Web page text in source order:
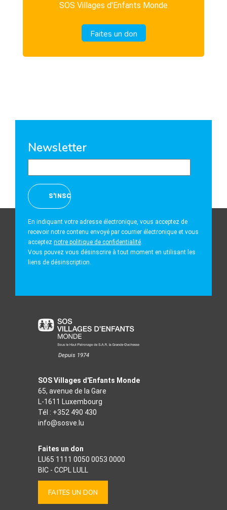
SOS Villages d'Enfants Monde
Newsletter
En indiquant votre adresse électronique, vous acceptez de
recevoir notre contenu envoyé par courrier électronique et vous
acceptez notre politique de confidentialité.
Vous pouvez vous désinscrire à tout moment en utilisant les
liens de désinscription.
Depuis 1974
SOS Villages d'Enfants Monde
65, avenue de la Gare
L-1611 Luxembourg
Tél : +352 490 430
info@sosve.lu
Faites un don
LU65 1111 0050 0053 0000
BIC - CCPL LULL
FAITES UN DON